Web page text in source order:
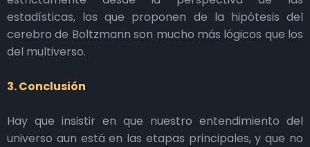
estadísticas, los que proponen de la hipótesis del
cerebro de Boltzmann son mucho más lógicos que los
del multiverso.
3. Conclusión
Hay que insistir en que nuestro entendimiento del
universo aun está en las etapas principales, y que no